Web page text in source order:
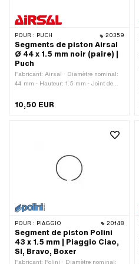
POUR : PUCH 20359
Segments de piston Airsal
Ø 44 x 1.5 mm noir (paire) |
Puch
Fabricant: Airsal · Diamètre nominal:
44 mm · Hauteur: 1.5 mm · Joint de
(PI)
10,50 EUR
POUR : PIAGGIO 20148
Segment de piston Polini
43 x 1.5 mm | Piaggio Ciao,
SI, Bravo, Boxer
Fabricant: Polini · Diamètre nominal: